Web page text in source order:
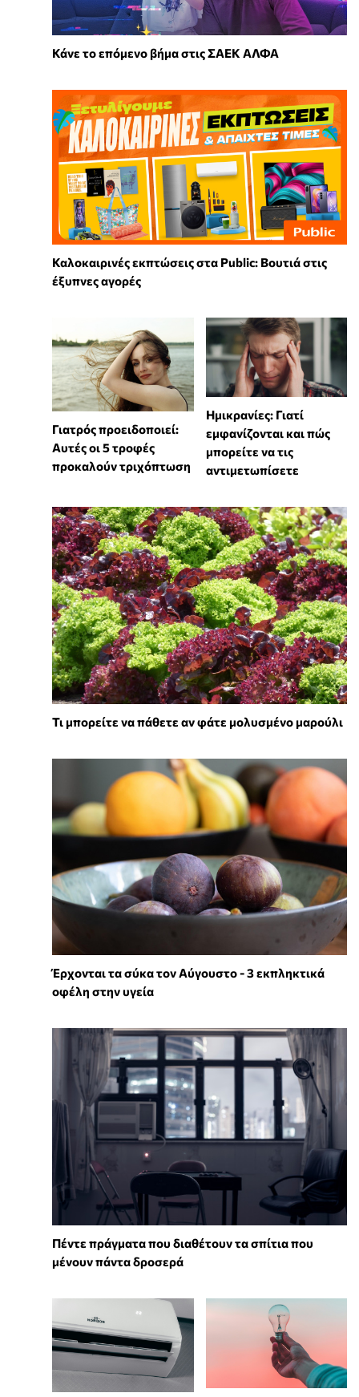
Κάνε το επόμενο βήμα στις ΣΑΕΚ ΑΛΦΑ
Καλοκαιρινές εκπτώσεις στα Public: Βουτιά στις
έξυπνες αγορές
Γιατρός προειδοποιεί:
Αυτές οι 5 τροφές
προκαλούν τριχόπτωση
Ημικρανίες: Γιατί
εμφανίζονται και πώς
μπορείτε να τις
αντιμετωπίσετε
Τι μπορείτε να πάθετε αν φάτε μολυσμένο μαρούλι
Έρχονται τα σύκα τον Αύγουστο - 3 εκπληκτικά
οφέλη στην υγεία
Πέντε πράγματα που διαθέτουν τα σπίτια που
μένουν πάντα δροσερά